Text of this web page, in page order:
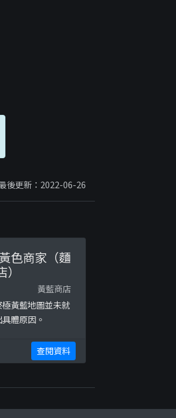
後更新：2022-06-26
色商家（麵
黃藍商店
黃藍地圖並未就
體原因。
查閱資料